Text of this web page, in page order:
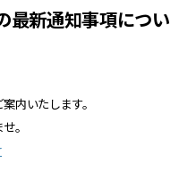
最新通知事項につい
内いたします。
。